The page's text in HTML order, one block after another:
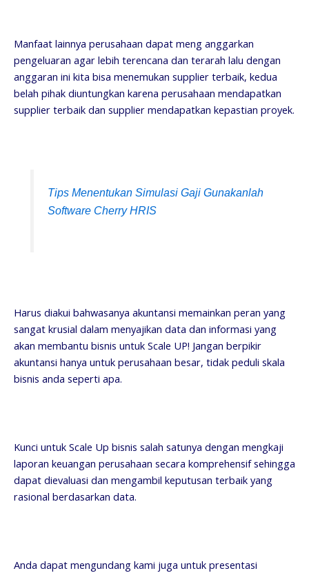
Manfaat lainnya perusahaan dapat meng anggarkan
pengeluaran agar lebih terencana dan terarah lalu dengan
anggaran ini kita bisa menemukan supplier terbaik, kedua
belah pihak diuntungkan karena perusahaan mendapatkan
supplier terbaik dan supplier mendapatkan kepastian proyek.
Tips Menentukan Simulasi Gaji Gunakanlah
Software Cherry HRIS
Harus diakui bahwasanya akuntansi memainkan peran yang
sangat krusial dalam menyajikan data dan informasi yang
akan membantu bisnis untuk Scale UP! Jangan berpikir
akuntansi hanya untuk perusahaan besar, tidak peduli skala
bisnis anda seperti apa.
Kunci untuk Scale Up bisnis salah satunya dengan mengkaji
laporan keuangan perusahaan secara komprehensif sehingga
dapat dievaluasi dan mengambil keputusan terbaik yang
rasional berdasarkan data.
Anda dapat mengundang kami juga untuk presentasi